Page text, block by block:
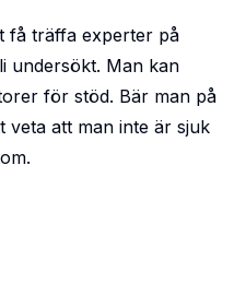
få träffa experter på
undersökt. Man kan
för stöd. Bär man på
veta att man inte är sjuk